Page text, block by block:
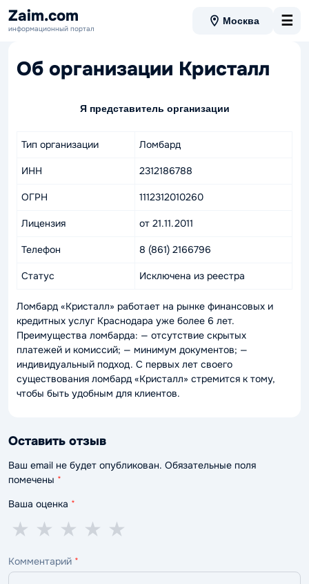
Zaim.com
информационный портал
Москва ☰
Об организации Кристалл
Я представитель организации
Тип организации Ломбард
ИНН 2312186788
ОГРН 1112312010260
Лицензия от 21.11.2011
Телефон 8 (861) 2166796
Статус Исключена из реестра
Ломбард «Кристалл» работает на рынке финансовых и
кредитных услуг Краснодара уже более 6 лет.
Преимущества ломбарда: — отсутствие скрытых
платежей и комиссий; — минимум документов; —
индивидуальный подход. С первых лет своего
существования ломбард «Кристалл» стремится к тому,
чтобы быть удобным для клиентов.
Оставить отзыв
Ваш email не будет опубликован. Обязательные поля
помечены *
Ваша оценка *
5
—
★
4
—
★
3
—
★
2
—
★
1
—
★
Комментарий *